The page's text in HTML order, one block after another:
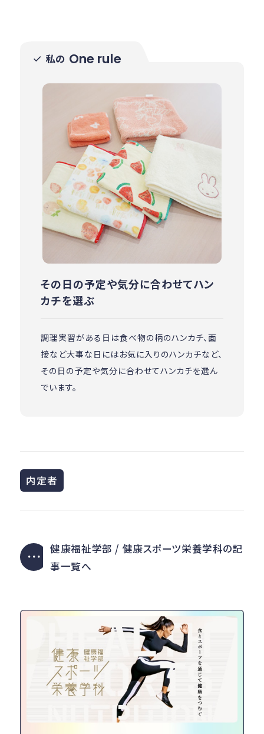
私の One rule
その日の予定や気分に合わせてハン
カチを選ぶ
調理実習がある日は食べ物の柄のハンカチ、面
接など大事な日にはお気に入りのハンカチなど、
その日の予定や気分に合わせてハンカチを選ん
でいます。
内定者
健康福祉学部 / 健康スポーツ栄養学科の記
事一覧へ